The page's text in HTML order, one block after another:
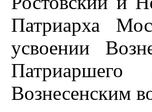
Патриарха
усвоении
Вознесенским